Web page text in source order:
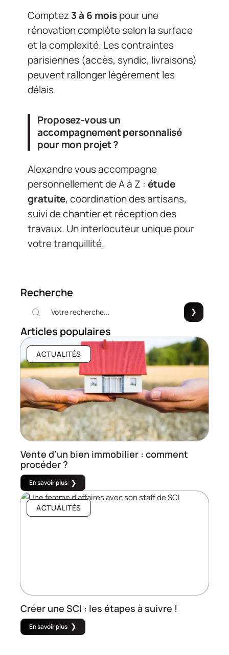
Comptez 3 à 6 moispour une
rénovation complète selon la surface
et la complexité. Les contraintes
parisiennes (accès, syndic, livraisons)
peuvent rallonger légèrement les
délais.
Proposez-vous un
accompagnement personnalisé
pour mon projet ?
Alexandre vous accompagne
personnellement de A à Z : étude
gratuite, coordination des artisans,
suivi de chantier et réception des
travaux. Un interlocuteur unique pour
votre tranquillité.
Recherche
Articles populaires
ACTUALITÉS
Vente d’un bien immobilier : comment
procéder ?
En savoir plus
ACTUALITÉS
Créer une SCI : les étapes à suivre !
En savoir plus